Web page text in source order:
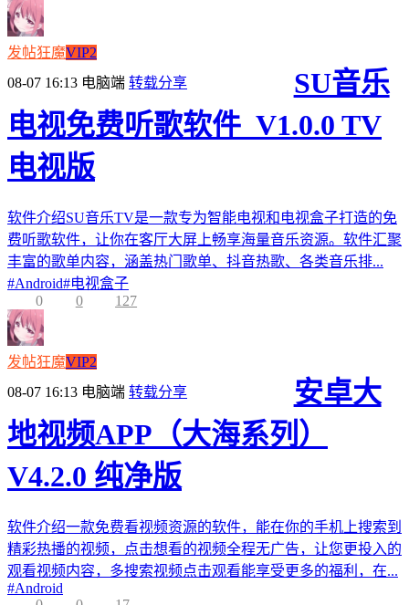
发帖狂魔VIP2
08-07 16:13 电脑端 转载分享
SU音乐
电视免费听歌软件_V1.0.0 TV
电视版
软件介绍SU音乐TV是一款专为智能电视和电视盒子打造的免
费听歌软件，让你在客厅大屏上畅享海量音乐资源。软件汇聚
丰富的歌单内容，涵盖热门歌单、抖音热歌、各类音乐排...
#Android#电视盒子
0
0 127
发帖狂魔VIP2
08-07 16:13 电脑端 转载分享
安卓大
地视频APP（大海系列）
V4.2.0 纯净版
软件介绍一款免费看视频资源的软件，能在你的手机上搜索到
精彩热播的视频，点击想看的视频全程无广告，让您更投入的
观看视频内容，多搜索视频点击观看能享受更多的福利，在...
#Android